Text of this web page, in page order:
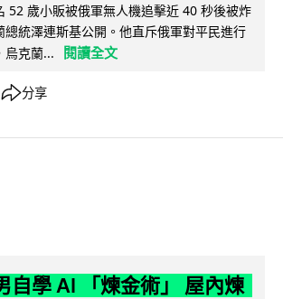
52 歲小販被俄軍無人機追擊近 40 秒後被炸
總統澤連斯基公開。他直斥俄軍對平民進行
烏克蘭...
閱讀全文
分享
自學 AI 「煉金術」 屋內煉